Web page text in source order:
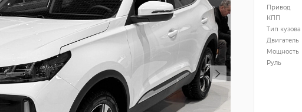
Привод
КПП
Тип кузова
Двигатель
Мощность
Руль